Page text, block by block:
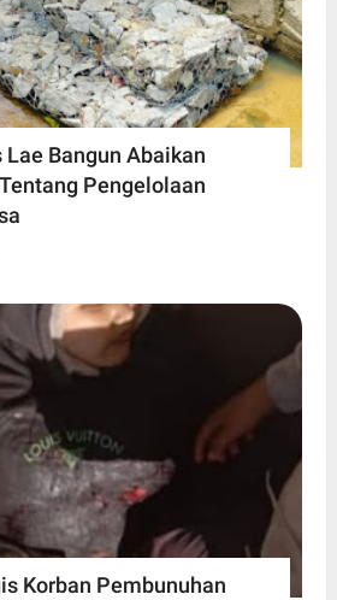
Lae Bangun Abaikan
Pengelolaan
Korban Pembunuhan